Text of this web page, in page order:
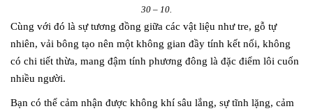
30 – 10.
Cùng với đó là sự tương đồng giữa các vật liệu như tre, gỗ tự
nhiên, vải bông tạo nên một không gian đầy tính kết nối, không
có chi tiết thừa, mang đậm tính phương đông là đặc điểm lôi cuốn
nhiều người.
Bạn có thể cảm nhận được không khí sâu lắng, sự tĩnh lặng, cảm